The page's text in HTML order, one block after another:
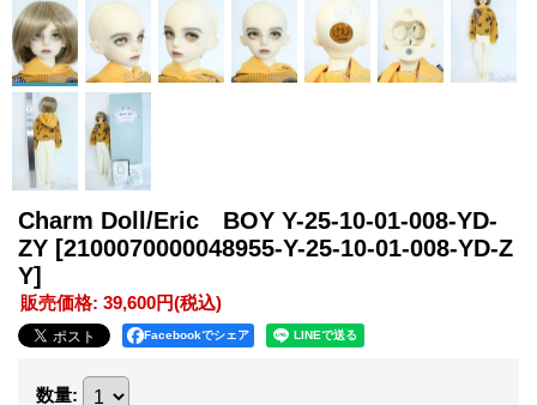
Charm Doll/Eric BOY Y-25-10-01-008-YD-
ZY [2100070000048955-Y-25-10-01-008-YD-Z
Y]
販売価格: 39,600円(税込)
Facebookでシェア
数量: